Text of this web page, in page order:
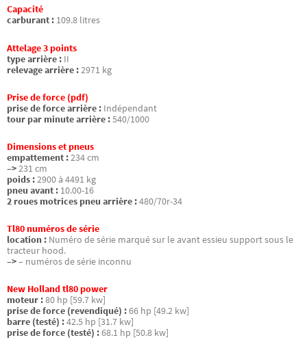
Capacité
carburant : 109.8 litres
Attelage 3 points
type arrière : II
relevage arrière :2971 kg
Prise de force (pdf)
prise de force arrière : Indépendant
tour par minute arrière :540/1000
Dimensions et pneus
empattement :234 cm
–>231 cm
poids :2900 à 4491 kg
pneu avant : 10.00-16
2 roues motrices pneu arrière :480/70r-34
Tl80 numéros de série
location : Numéro de série marqué sur le avant essieu support sous le
tracteur hood.
–>– numéros de série inconnu
New Holland tl80 power
moteur :80 hp [59.7 kw]
prise de force (revendiqué) :66 hp [49.2 kw]
barre (testé) :42.5 hp [31.7 kw]
prise de force (testé) :68.1 hp [50.8 kw]